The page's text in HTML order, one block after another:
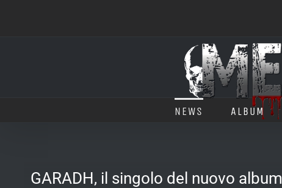
NEWS ALBUM
GARADH, il singolo del nuovo album